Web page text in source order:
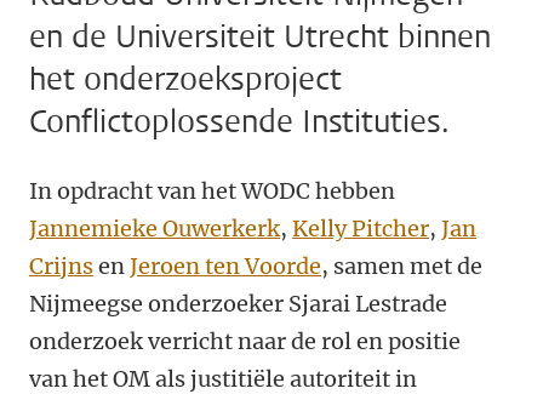
en de Universiteit Utrecht binnen
het onderzoeksproject
Conflictoplossende Instituties.
In opdracht van het WODC hebben
Jannemieke Ouwerkerk, Kelly Pitcher, Jan
CrijnsenJeroen ten Voorde, samen met de
Nijmeegse onderzoeker Sjarai Lestrade
onderzoek verricht naar de rol en positie
van het OM als justitiële autoriteit in